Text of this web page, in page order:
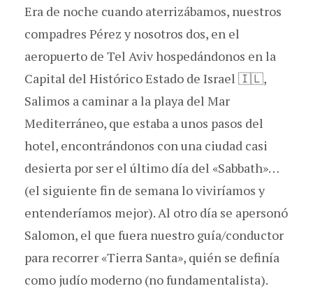
Era de noche cuando aterrizábamos, nuestros
compadres Pérez y nosotros dos, en el
aeropuerto de Tel Aviv hospedándonos en la
Capital del Histórico Estado de Israel 🇮🇱,
Salimos a caminar a la playa del Mar
Mediterráneo, que estaba a unos pasos del
hotel, encontrándonos con una ciudad casi
desierta por ser el último día del «Sabbath»…
(el siguiente fin de semana lo viviríamos y
entenderíamos mejor). Al otro día se apersonó
Salomon, el que fuera nuestro guía/conductor
para recorrer «Tierra Santa», quién se definía
como judío moderno (no fundamentalista).